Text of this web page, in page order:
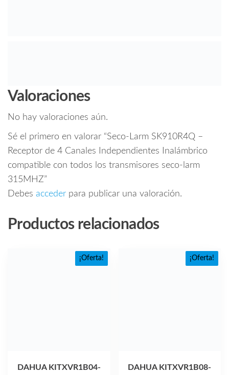
Valoraciones
No hay valoraciones aún.
Sé el primero en valorar “Seco-Larm SK910R4Q –
Receptor de 4 Canales Independientes Inalámbrico
compatible con todos los transmisores seco-larm
315MHZ”
Debes acceder para publicar una valoración.
Productos relacionados
¡Oferta!
DAHUA KITXVR1B04-
¡Oferta!
DAHUA KITXVR1B08-